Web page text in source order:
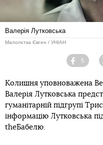
Валерія Лутковська
Малолєтка Євген / УНІАН
5
Колишня уповноважена
Валерія Лутковська
гуманітарній підгрупі
інформацію Лутковська
theБабелю.